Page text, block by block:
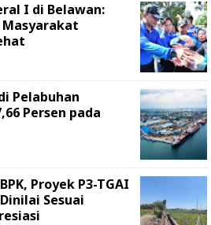
I di Belawan:
Masyarakat
Pelabuhan
Persen pada
Proyek P3-TGAI
Sesuai